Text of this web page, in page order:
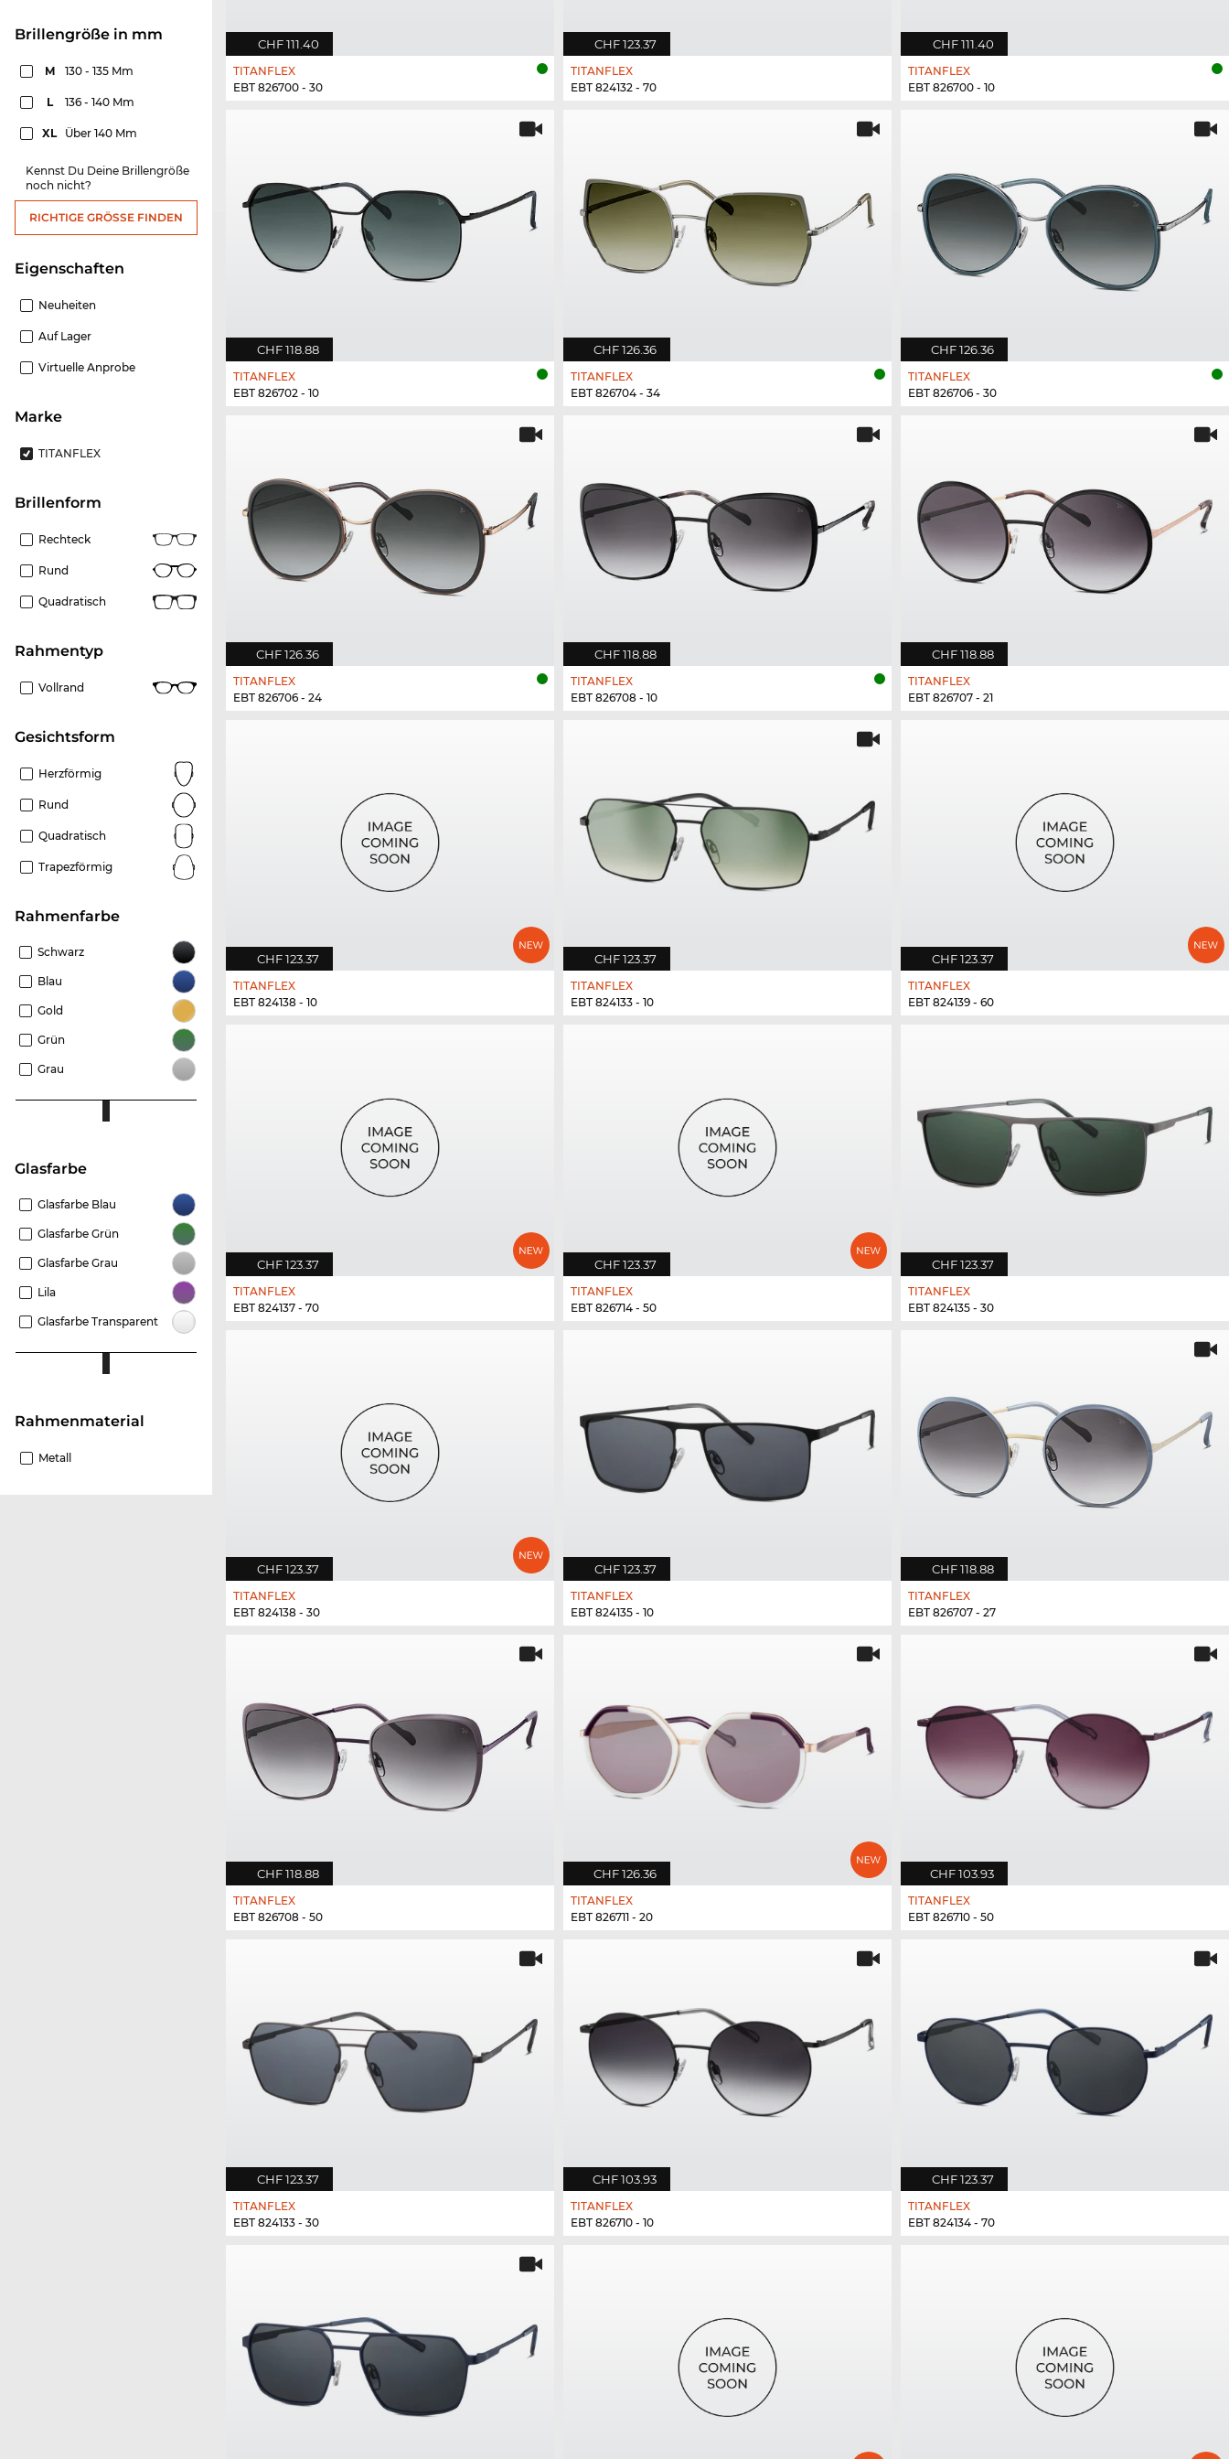
Brillengröße in mm
M 130 - 135 Mm
L 136 - 140 Mm
XL Über 140 Mm
Kennst Du Deine Brillengröße
noch nicht?
RICHTIGE GRÖSSE FINDEN
Eigenschaften
Neuheiten
Auf Lager
Virtuelle Anprobe
Marke
TITANFLEX
Brillenform
Rechteck
Rund
Quadratisch
Rahmentyp
Vollrand
Gesichtsform
Herzförmig
Rund
Quadratisch
Trapezförmig
Rahmenfarbe
Schwarz
Blau
Gold
Grün
Grau
Glasfarbe
Glasfarbe Blau
Glasfarbe Grün
Glasfarbe Grau
Lila
Glasfarbe Transparent
Rahmenmaterial
Metall
CHF 111.40
TITANFLEX
EBT 826700 - 30
CHF 123.37
TITANFLEX
EBT 824132 - 70
CHF 111.40
TITANFLEX
EBT 826700 - 10
CHF 118.88
TITANFLEX
EBT 826702 - 10
CHF 126.36
TITANFLEX
EBT 826704 - 34
CHF 126.36
TITANFLEX
EBT 826706 - 30
CHF 126.36
TITANFLEX
EBT 826706 - 24
CHF 118.88
TITANFLEX
EBT 826708 - 10
CHF 118.88
TITANFLEX
EBT 826707 - 21
CHF 123.37
TITANFLEX
EBT 824138 - 10
CHF 123.37
TITANFLEX
EBT 824133 - 10
CHF 123.37
TITANFLEX
EBT 824139 - 60
CHF 123.37
TITANFLEX
EBT 824137 - 70
CHF 123.37
TITANFLEX
EBT 826714 - 50
CHF 123.37
TITANFLEX
EBT 824135 - 30
CHF 123.37
TITANFLEX
EBT 824138 - 30
CHF 123.37
TITANFLEX
EBT 824135 - 10
CHF 118.88
TITANFLEX
EBT 826707 - 27
CHF 118.88
TITANFLEX
EBT 826708 - 50
CHF 126.36
TITANFLEX
EBT 826711 - 20
CHF 103.93
TITANFLEX
EBT 826710 - 50
CHF 123.37
TITANFLEX
EBT 824133 - 30
CHF 103.93
TITANFLEX
EBT 826710 - 10
CHF 123.37
TITANFLEX
EBT 824134 - 70